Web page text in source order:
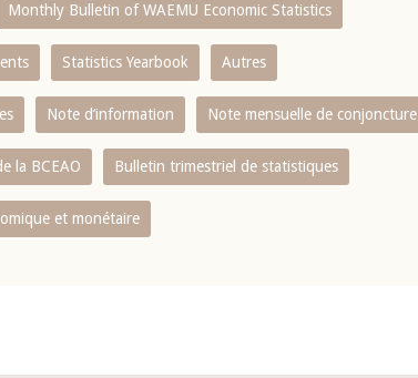
Monthly Bulletin of WAEMU Economic Statistics
Statistics Yearbook Autres
Note d’information Note mensuelle de conjoncture
la BCEAO Bulletin trimestriel de statistiques
et monétaire